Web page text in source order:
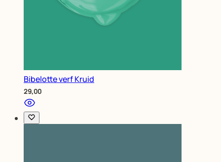
Bibelotte verf Kruid
29,00